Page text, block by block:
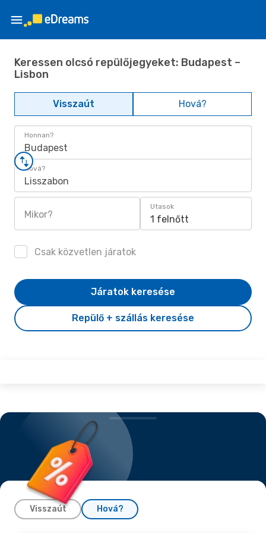
Keressen olcsó repülőjegyeket: Budapest –
Lisbon
Visszaút Hová?
Honnan?
Budapest
Hová?
Lisszabon
Mikor?
Utasok
1 felnőtt
Csak közvetlen járatok
Repülő + szállás keresése
Járatok keresése
Visszaút Hová?